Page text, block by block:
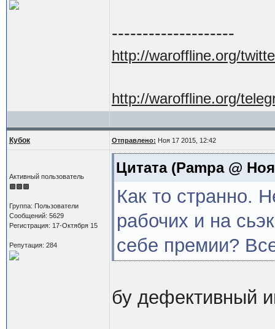
--------------------
http://waroffline.org/
http://waroffline.org/
Кубок Отправлено: Ноя 17 2015, 12:42
Активный пользователь
Группа: Пользователи
Сообщений: 5629
Регистрация: 17-Октября 15
Репутация: 284
Цитата(Pampa @
Как то странно.
рабочих и на
себе премии?
бу дефективный